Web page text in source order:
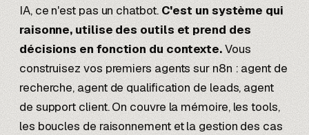
IA, ce n'est pas un chatbot.C'est un système qui
raisonne, utilise des outils et prend des
décisions en fonction du contexte.Vous
construisez vos premiers agents sur n8n : agent de
recherche, agent de qualification de leads, agent
de support client. On couvre la mémoire, les tools,
les boucles de raisonnement et la gestion des cas